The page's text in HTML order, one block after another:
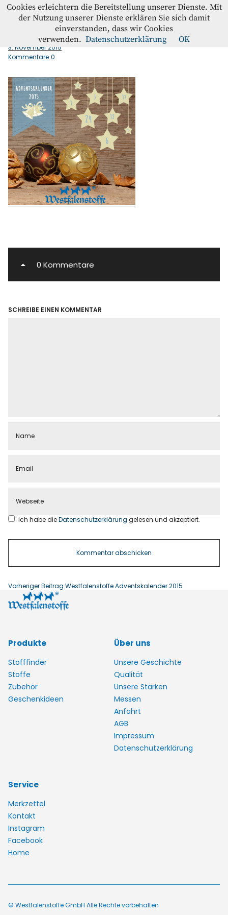
Westfalenstoffe-Blog
Kontakt
InstagramFacebook
Adventskalender_2015_Banner_Westfalenstoffe_250px
3. November 2015
Kommentare 0
0 Kommentare
SCHREIBE EINEN KOMMENTAR
Ich habe dieDatenschutzerklärunggelesen und akzeptiert.
Vorheriger Beitrag Westfalenstoffe Adventskalender 2015
Produkte
Stofffinder
Stoffe
Zubehör
Geschenkideen
Über uns
Unsere Geschichte
Qualität
Unsere Stärken
Messen
Anfahrt
AGB
Impressum
Datenschutzerklärung
Service
Merkzettel
Kontakt
Instagram
Facebook
Home
© Westfalenstoffe GmbH Alle Rechte vorbehalten
Cookies erleichtern die Bereitstellung unserer Dienste. Mit
der Nutzung unserer Dienste erklären Sie sich damit
einverstanden, dass wir Cookies
verwenden. Datenschutzerklärung OK